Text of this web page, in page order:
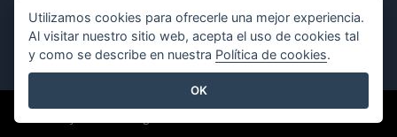
Visual Paradigm Online
Visual Paradigm Desktop
Utilizamos cookies para ofrecerle una mejor experiencia.
Al visitar nuestro sitio web, acepta el uso de cookies tal
y como se describe en nuestra Política de cookies.
OK